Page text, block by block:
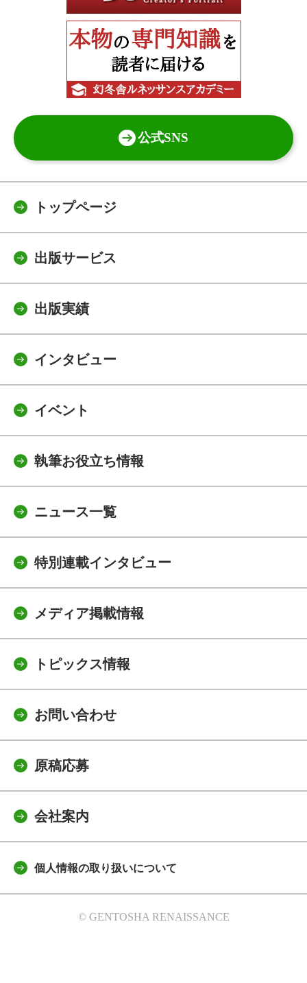
公式SNS
トップページ
出版サービス
出版実績
インタビュー
イベント
執筆お役立ち情報
ニュース一覧
特別連載インタビュー
メディア掲載情報
トピックス情報
お問い合わせ
原稿応募
会社案内
個人情報の取り扱いについて
© GENTOSHA RENAISSANCE